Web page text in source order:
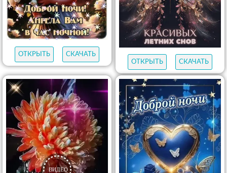
ОТКРЫТЬ
СКАЧАТЬ
ОТКРЫТЬ
СКАЧАТЬ